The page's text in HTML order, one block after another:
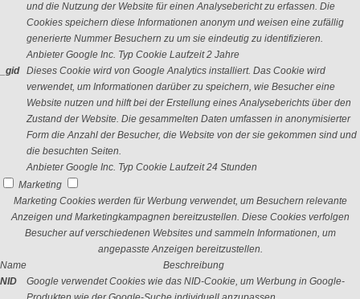
und die Nutzung der Website für einen Analysebericht zu erfassen. Die
Cookies speichern diese Informationen anonym und weisen eine zufällig
generierte Nummer Besuchern zu um sie eindeutig zu identifizieren.
Anbieter Google Inc. Typ Cookie Laufzeit 2 Jahre
_gid
Dieses Cookie wird von Google Analytics installiert. Das Cookie wird
verwendet, um Informationen darüber zu speichern, wie Besucher eine
Website nutzen und hilft bei der Erstellung eines Analyseberichts über den
Zustand der Website. Die gesammelten Daten umfassen in anonymisierter
Form die Anzahl der Besucher, die Website von der sie gekommen sind und
die besuchten Seiten.
Anbieter Google Inc. Typ Cookie Laufzeit 24 Stunden
Marketing
Marketing Cookies werden für Werbung verwendet, um Besuchern relevante
Anzeigen und Marketingkampagnen bereitzustellen. Diese Cookies verfolgen
Besucher auf verschiedenen Websites und sammeln Informationen, um
angepasste Anzeigen bereitzustellen.
Name
Beschreibung
NID
Google verwendet Cookies wie das NID-Cookie, um Werbung in Google-